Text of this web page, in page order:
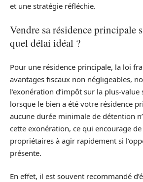
et une stratégie réfléchie.
Vendre sa résidence principale
quel délai idéal ?
Pour une résidence principale, la loi
avantages fiscaux non négligeables,
l’exonération d’impôt sur la plus-
lorsque le bien a été votre résidence
aucune durée minimale de détention
cette exonération, ce qui encourage
propriétaires à agir rapidement si
présente.
En effet, il est souvent recommandé